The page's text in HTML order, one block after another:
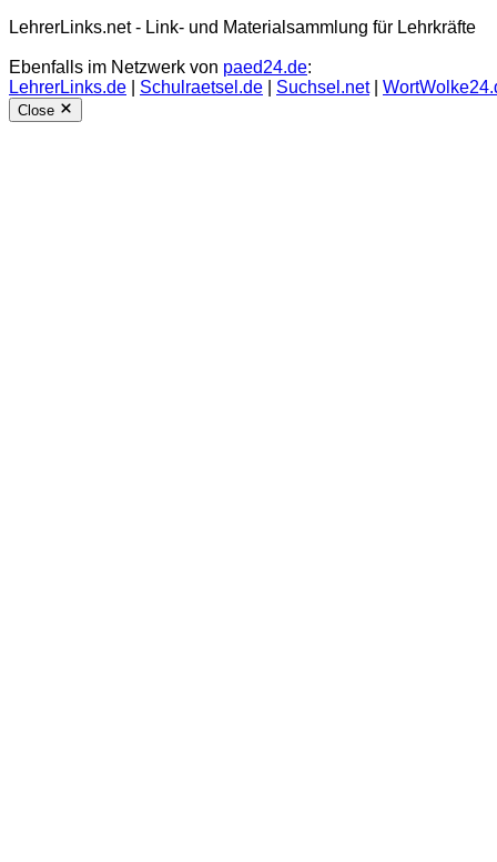
LehrerLinks.net - Link- und Materialsammlung für Lehrkräfte
Ebenfalls im Netzwerk von paed24.de:
LehrerLinks.de
Schulraetsel.de Suchsel.net|
Close